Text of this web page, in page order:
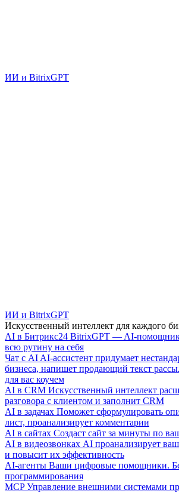
ИИ и BitrixGPT
ИИ и BitrixGPT
Искусственный интеллект для каждого
AI в Битрикс24 BitrixGPT — AI-
всю рутину на себя
Чат с AI AI-ассистент придумает
бизнеса, напишет продающий текст
для вас коучем
AI в CRM Искусственный интеллект
разговора с клиентом и заполнит CRM
AI в задачах Поможет сформулировать
лист, проанализирует комментарии
AI в сайтах Создаст сайт за минуты по
AI в видеозвонках AI проанализирует
и повысит их эффективность
AI-агенты Ваши цифровые помощники.
программирования
MCP Управление внешними системами